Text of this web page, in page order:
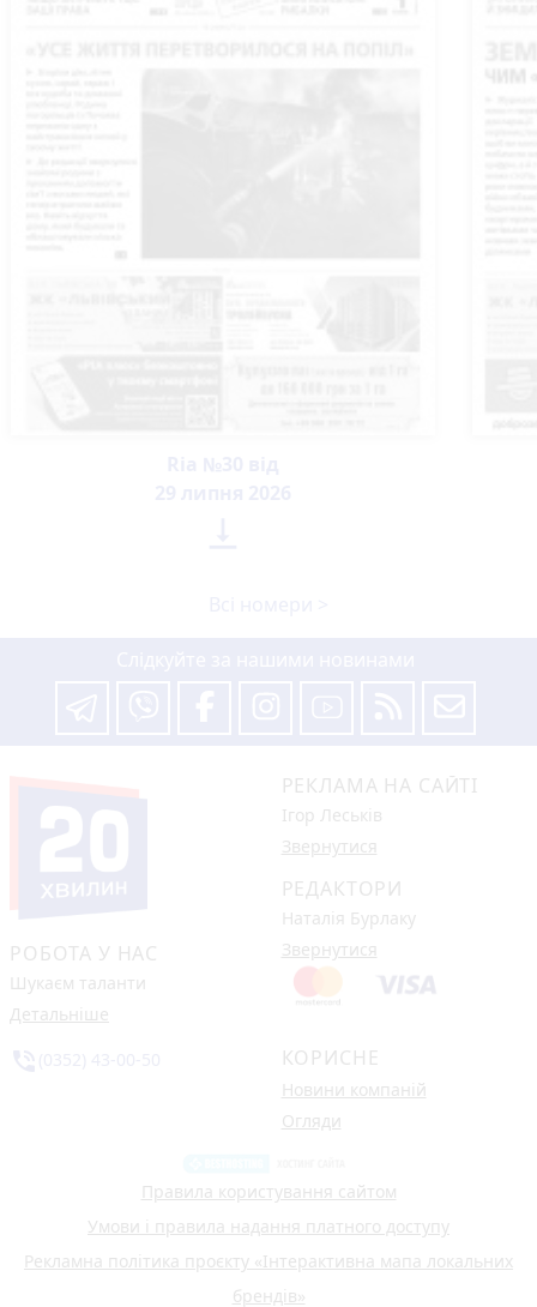
РОБОТА У НАС
Шукаєм таланти
Детальніше
РЕКЛАМА НА САЙТІ
Ігор Леськів
Звернутися
РЕДАКТОРИ
Наталія Бурлаку
Звернутися
КОРИСНЕ
Новини компаній
Огляди
Правила користування сайтом
Умови і правила надання платного доступу
Рекламна політика проєкту «Інтерактивна мапа локальних
брендів»